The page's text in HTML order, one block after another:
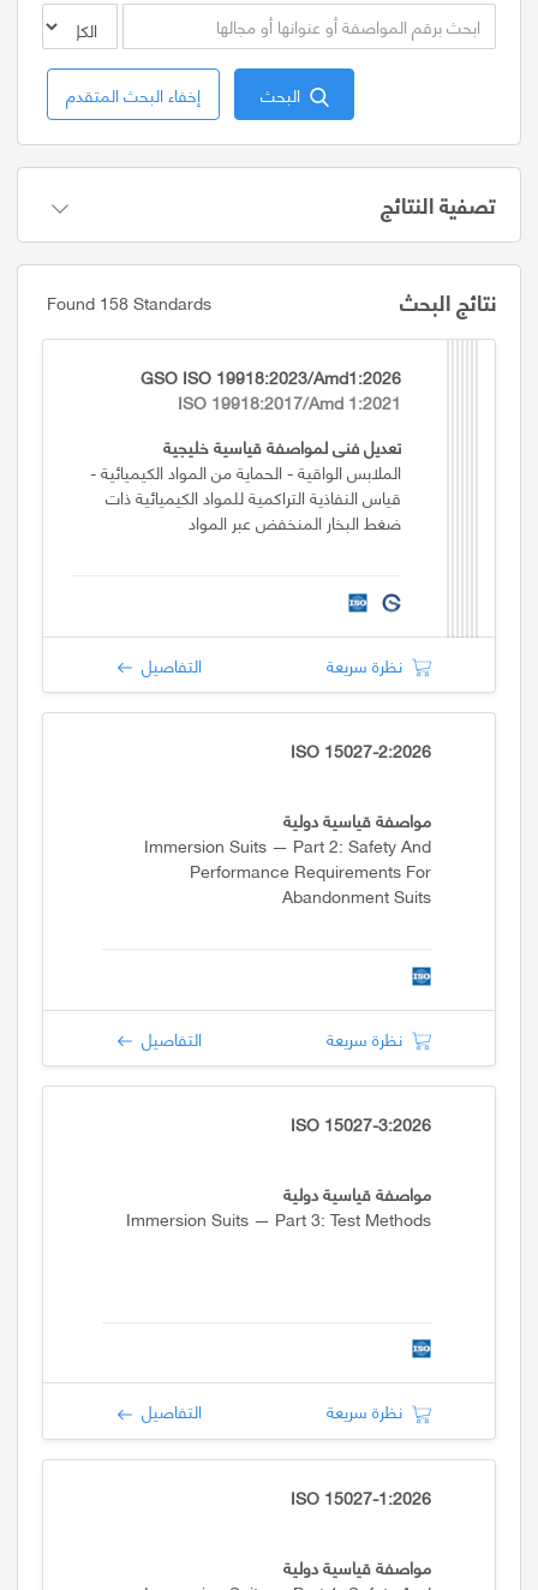
البحث إخفاء البحث المتقدم
تصفية النتائج
نتائج البحث Found 158 Standards
GSO ISO 19918:2023/Amd1:2026
ISO 19918:2017/Amd 1:2021
تعديل فني لمواصفة قياسية خليجية
الملابس الواقية - الحماية من المواد الكيميائية -
قياس النفاذية التراكمية للمواد الكيميائية ذات
ضغط البخار المنخفض عبر المواد
نظرة سريعة التفاصيل
ISO 15027-2:2026
مواصفة قياسية دولية
Immersion Suits — Part 2: Safety And
Performance Requirements For
Abandonment Suits
نظرة سريعة التفاصيل
ISO 15027-3:2026
مواصفة قياسية دولية
Immersion Suits — Part 3: Test Methods
نظرة سريعة التفاصيل
ISO 15027-1:2026
مواصفة قياسية دولية